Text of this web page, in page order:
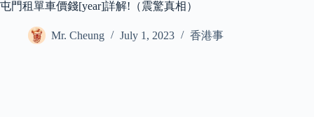
屯門租單車價錢[year]詳解!（震驚真相）
Mr. Cheung July 1, 2023 香港事